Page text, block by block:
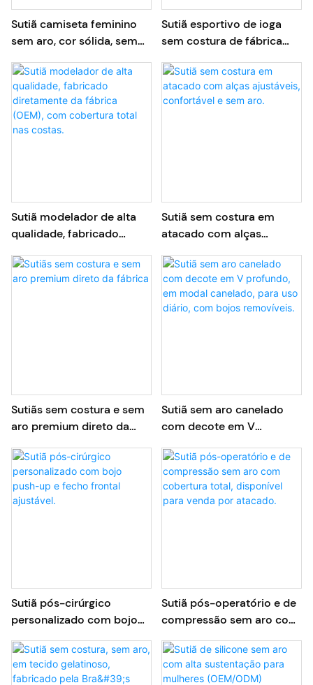
Sutiã camiseta feminino
sem aro, cor sólida, sem
confortável
Sutiã esportivo de ioga
sem costura de fábrica
Sutiã modelador de alta
qualidade, fabricado
(OEM), com cobertura
total nas costas.
Sutiã sem costura em
atacado com alças
sem aro.
Sutiãs sem costura e sem
aro premium direto da
Sutiã sem aro canelado
com decote em V
canelado, para uso diário,
com bojos removíveis.
Sutiã pós-cirúrgico
personalizado com bojo
ajustável.
Sutiã pós-operatório e de
compressão sem aro com
para venda por atacado.